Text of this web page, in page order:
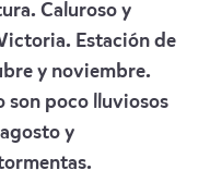
Caluroso y
Estación de
y noviembre.
son poco lluviosos
y